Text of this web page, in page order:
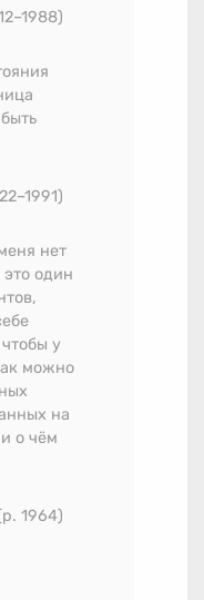
нет
это один
у
можно
на
о чём
1964)